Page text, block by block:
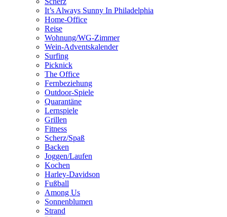
It’s Always Sunny In Philadelphia
Home-Office
Reise
Wohnung/WG-Zimmer
Wein-Adventskalender
Surfing
Picknick
The Office
Fernbeziehung
Outdoor-Spiele
Quarantäne
Lernspiele
Grillen
Fitness
Scherz/Spaß
Backen
Joggen/Laufen
Kochen
Harley-Davidson
Fußball
Among Us
Sonnenblumen
Strand